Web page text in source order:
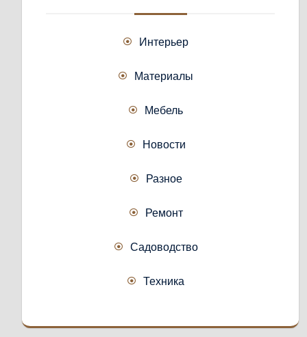
Интерьер
Материалы
Мебель
Новости
Разное
Ремонт
Садоводство
Техника